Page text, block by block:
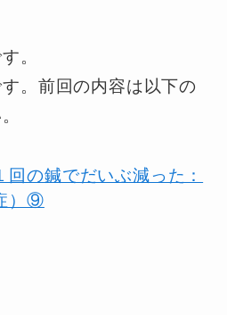
。
。前回の内容は以下の
回の鍼でだいぶ減った：
）⑨